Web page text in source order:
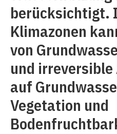
berücksichtigt.
Klimazonen
von
und
auf
Vegetation und